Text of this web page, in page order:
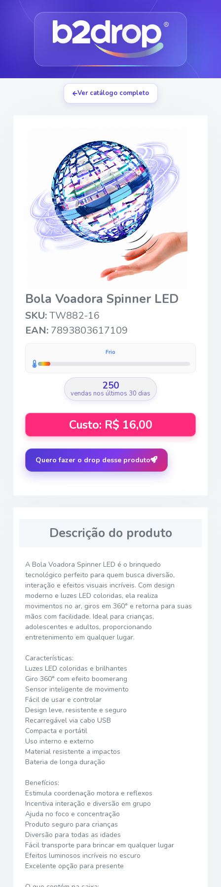
Ver catálogo completo
Bola Voadora Spinner LED
SKU:TW882-16
EAN: 7893803617109
Frio
250
vendas nos últimos 30 dias
Custo: R$ 16,00
Quero fazer o drop desse produto
Descrição do produto
A Bola Voadora Spinner LED é o brinquedo
tecnológico perfeito para quem busca diversão,
interação e efeitos visuais incríveis. Com design
moderno e luzes LED coloridas, ela realiza
movimentos no ar, giros em 360° e retorna para suas
mãos com facilidade. Ideal para crianças,
adolescentes e adultos, proporcionando
entretenimento em qualquer lugar.
Características:
Luzes LED coloridas e brilhantes
Giro 360° com efeito boomerang
Sensor inteligente de movimento
Fácil de usar e controlar
Design leve, resistente e seguro
Recarregável via cabo USB
Compacta e portátil
Uso interno e externo
Material resistente a impactos
Bateria de longa duração
Benefícios:
Estimula coordenação motora e reflexos
Incentiva interação e diversão em grupo
Ajuda no foco e concentração
Produto seguro para crianças
Diversão para todas as idades
Fácil transporte para brincar em qualquer lugar
Efeitos luminosos incríveis no escuro
Excelente opção para presente